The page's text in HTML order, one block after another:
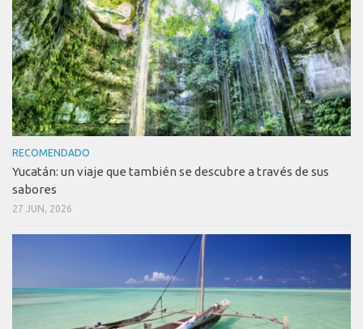
RECOMENDADO
Yucatán: un viaje que también se descubre a través de sus
sabores
27 JUN, 2026